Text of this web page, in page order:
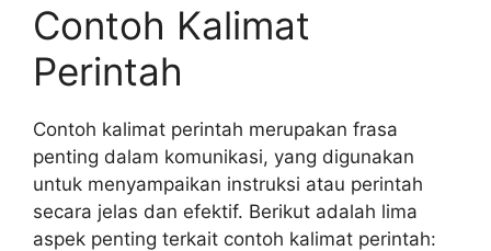
Contoh Kalimat
Perintah
Contoh kalimat perintah merupakan frasa
penting dalam komunikasi, yang digunakan
untuk menyampaikan instruksi atau perintah
secara jelas dan efektif. Berikut adalah lima
aspek penting terkait contoh kalimat perintah: